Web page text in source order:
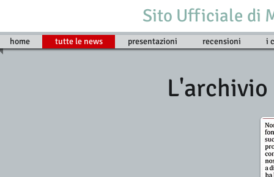
Sito Ufficiale di
home tutte le news presentazioni recensioni i